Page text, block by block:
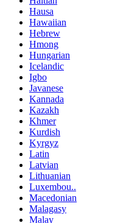
Hausa
Hawaiian
Hebrew
Hmong
Hungarian
Icelandic
Igbo
Javanese
Kannada
Kazakh
Khmer
Kurdish
Kyrgyz
Latin
Latvian
Lithuanian
Luxembou..
Macedonian
Malagasy
Malay